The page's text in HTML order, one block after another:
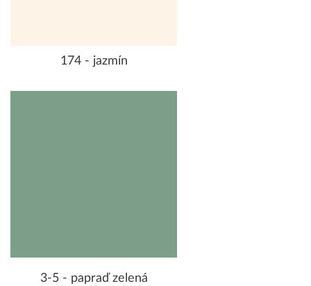
174 - jazmín
3-5 - papraď zelená